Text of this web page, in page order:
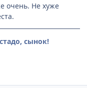
очень. Не хуже
сынок!